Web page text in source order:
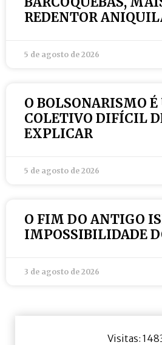
REDENTOR
5 de agosto de 2026
O BOLSONARISMO
COLETIVO DIFÍCIL
EXPLICAR
5 de agosto de 2026
O FIM DO ANTIGO
IMPOSSIBILIDADE
3 de agosto de 2026
Visitas: